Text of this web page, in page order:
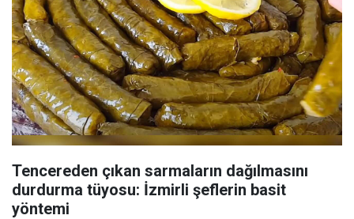
Tencereden çıkan sarmaların dağılmasını
durdurma tüyosu: İzmirli şeflerin basit
yöntemi